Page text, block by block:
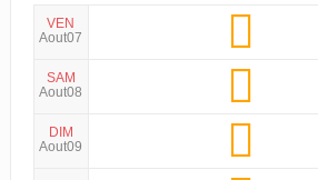
VEN
Aout07
SAM
Aout08
DIM
Aout09